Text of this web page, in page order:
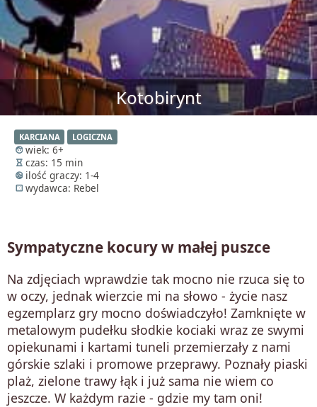
Kotobirynt
KARCIANA LOGICZNA
face wiek: 6+
hourglass_empty czas: 15 min
supervised_user_circle ilość graczy: 1-4
casino wydawca: Rebel
Sympatyczne kocury w małej puszce
Na zdjęciach wprawdzie tak mocno nie rzuca się to
w oczy, jednak wierzcie mi na słowo - życie nasz
egzemplarz gry mocno doświadczyło! Zamknięte w
metalowym pudełku słodkie kociaki wraz ze swymi
opiekunami i kartami tuneli przemierzały z nami
górskie szlaki i promowe przeprawy. Poznały piaski
plaż, zielone trawy łąk i już sama nie wiem co
jeszcze. W każdym razie - gdzie my tam oni!